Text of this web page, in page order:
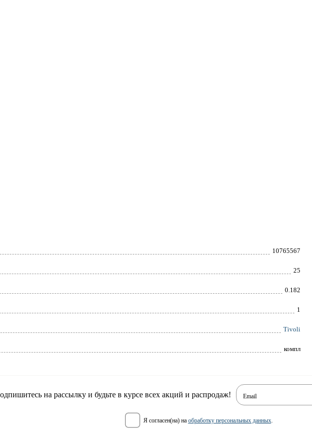
10765567
25
0.182
1
Tivoli
компл
на рассылку и будьте в курсе всех акций и распродаж! Email
я согласен(на) на обработку персональных данных.